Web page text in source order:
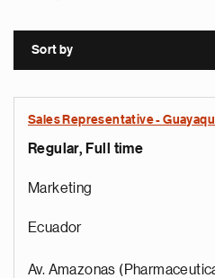
Sort by
Sales Representative -
Regular, Full time
Marketing
Ecuador
Av. Amazonas